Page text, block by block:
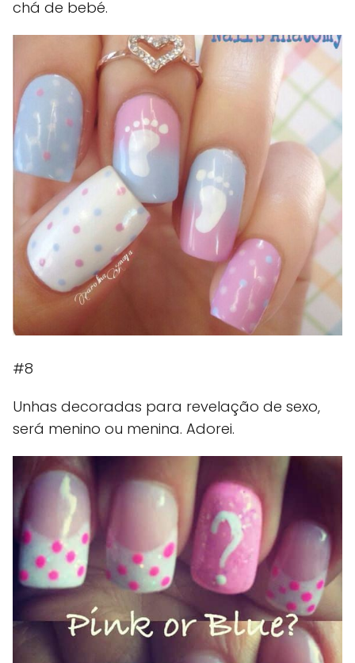
chá de bebé.
#8
Unhas decoradas para revelação de sexo,
será menino ou menina. Adorei.